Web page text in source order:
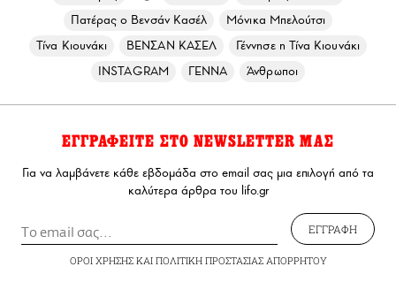
Πατέρας ο Βενσάν Κασέλ
Μόνικα Μπελούτσι
Τίνα Κιουνάκι
ΒΕΝΣΑΝ ΚΑΣΕΛ
Γέννησε η Τίνα Κιουνάκι
INSTAGRAM
ΓΕΝΝΑ Άνθρωποι
ΕΓΓΡΑΦΕΙΤΕ ΣΤΟ NEWSLETTER ΜΑΣ
Για να λαμβάνετε κάθε εβδομάδα στο email σας μια επιλογή από τα
καλύτερα άρθρα του lifo.gr
ΕΓΓΡΑΦΗ
ΟΡΟΙ ΧΡΗΣΗΣΚΑΙ ΠΟΛΙΤΙΚΗ ΠΡΟΣΤΑΣΙΑΣ ΑΠΟΡΡΗΤΟΥ